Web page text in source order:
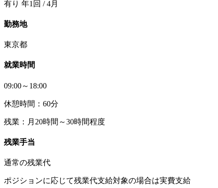
有り 年1回 / 4月
勤務地
東京都
就業時間
09:00～18:00
休憩時間：60分
残業：月20時間～30時間程度
残業手当
通常の残業代
ポジションに応じて残業代支給対象の場合は実費支給